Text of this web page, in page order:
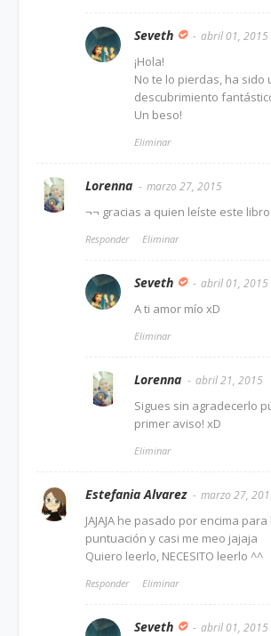
Seveth abril 01, 2015
¡Hola!
No te lo pierdas, ha sido
descubrimiento
Un beso!
Eliminar
Lorenna marzo 27, 2015
¬¬ gracias a quien leíste este
Responder Eliminar
Seveth abril 01, 2015
A ti amor mío xD
Eliminar
Lorenna abril 21, 2015
Sigues sin agradecerlo
primer aviso! xD
Eliminar
Estefania Alvarez marzo 27,
JAJAJA he pasado por encima
puntuación y casi me meo jajaja
Quiero leerlo, NECESITO leerlo ^^
Responder Eliminar
Seveth abril 01, 2015